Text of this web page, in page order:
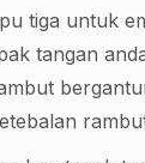
tiga untuk
tangan